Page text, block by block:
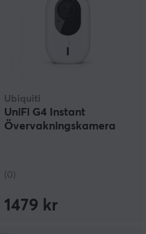
Ubiquiti
UniFi G4 Instant
Övervakningskamera
(0)
1479 kr